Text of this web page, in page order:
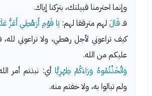
وإنما احترمنا قبيلتك، بتركنا إياك.
فـ قَالَ لهم مترققا لهم:يَا قَوْمِ أَرَهْطِي أَعَزُّ
كيف تراعوني لأجل رهطي، ولا تراعوني
عليكم من الله.
وَاتَّخَذْتُمُوهُ وَرَاءَكُمْ ظِهْرِيًّا أي: نبذتم أمر
ولم تبالوا به، ولا خفتم منه.